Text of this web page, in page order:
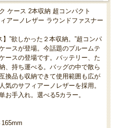
ケース 2本収納 超コンパクト
アーノレザー ラウンドファスナー
”欲しかった２本収納。”超コンパ
ースが登場。今話題のプルームテ
ースの登場です。バッテリー、た
、持ち運べる。バッグの中で散ら
換品も収納できて使用範囲も広が
気のサフィアーノレザーを採用。
お手入れ。選べる5カラー。